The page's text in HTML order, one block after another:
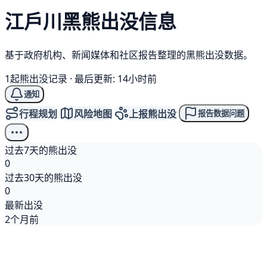
江戶川黑熊出没信息
基于政府机构、新闻媒体和社区报告整理的黑熊出没数据。
1起熊出没记录 · 最后更新: 14小时前
通知
行程规划 风险地图 上报熊出没 报告数据问题
过去7天的熊出没
0
过去30天的熊出没
0
最新出没
2个月前